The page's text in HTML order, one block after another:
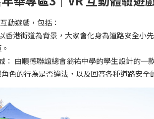
動遊戲，包括：
香港街道為背景，大家會化身為道路安全小
由順德聯誼總會翁祐中學的學生設計的一
色的行為是否違法，以及回答各種道路安全